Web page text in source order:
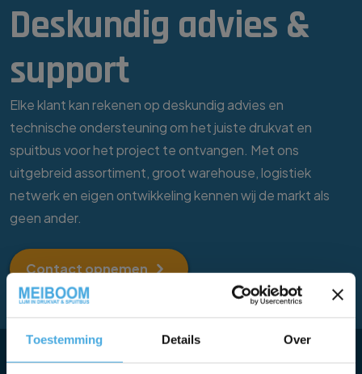
Toestemming Details Over
Deskundig advies &
support
Elke klant kan rekenen op deskundig advies en
technische ondersteuning om het juiste drukvat en
spuitbus voor het project te ontvangen. Met ons
uitgebreid assortiment, groot warehouse, logistiek
netwerk en eigen ontwikkeling kennen wij de markt als
geen ander.
Contact opnemen